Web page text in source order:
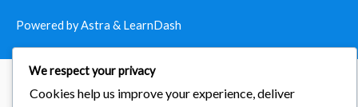
Powered by Astra & LearnDash
We respect your privacy
Cookies help us improve your experience, deliver